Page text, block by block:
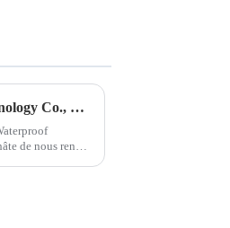
Hongxing Hongda coopère avec Keshun Waterproof Technology Co., Ltd pour apporter un nouvel avenir à l'industrie
de nous rendre